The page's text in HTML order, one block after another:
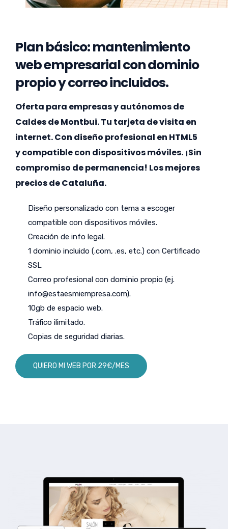
Plan básico: mantenimiento
web empresarial con dominio
propio y correo incluidos.
Oferta para empresas y autónomos de
Caldes de Montbui. Tu tarjeta de visita en
internet. Con diseño profesional en HTML5
y compatible con dispositivos móviles. ¡Sin
compromiso de permanencia! Los mejores
precios de Cataluña.
Diseño personalizado con tema a escoger
compatible con dispositivos móviles.
Creación de info legal.
1 dominio incluido (.com, .es, etc.) con Certificado
SSL
Correo profesional con dominio propio (ej.
info@estaesmiempresa.com).
10gb de espacio web.
Tráfico ilimitado.
Copias de seguridad diarias.
QUIERO MI WEB POR 29€/MES